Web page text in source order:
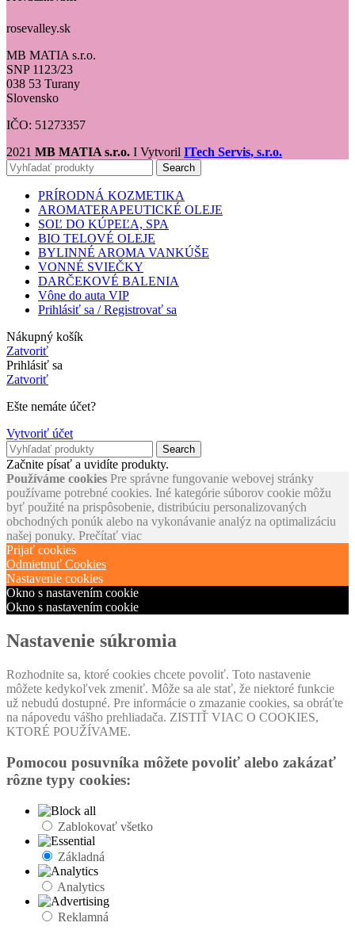
rosevalley.sk
MB MATIA s.r.o.
SNP 1123/23
038 53 Turany
Slovensko
IČO: 51273357
2021 MB MATIA s.r.o. I Vytvoril ITech Servis, s.r.o.
Search
PRÍRODNÁ KOZMETIKA
AROMATERAPEUTICKÉ OLEJE
SOĽ DO KÚPEĽA, SPA
BIO TELOVÉ OLEJE
BYLINNÉ AROMA VANKÚŠE
VONNÉ SVIEČKY
DARČEKOVÉ BALENIA
Vône do auta VIP
Prihlásiť sa / Registrovať sa
Nákupný košík
Zatvoriť
Prihlásiť sa
Zatvoriť
Ešte nemáte účet?
Vytvoriť účet
Search
Začnite písať a uvidíte produkty.
Používáme cookies Pre správne fungovanie webovej stránky
používame potrebné cookies. Iné kategórie súborov cookie môžu
byť použité na prispôsobenie, distribúciu personalizovaných
obchodných ponúk alebo na vykonávanie analýz na optimalizáciu
našej ponuky. Prečítať viac
Prijať cookies
Odmietnuť Cookies
Nastavenie cookies
Okno s nastavením cookie
Okno s nastavením cookie
Nastavenie súkromia
Rozhodnite sa, ktoré cookies chcete povoliť. Toto nastavenie
môžete kedykoľvek zmeniť. Môže sa ale stať, že niektoré funkcie
už nebudú dostupné. Pre informácie o zmazanie cookies, sa obráťte
na nápovedu vášho prehliadača. ZISTIŤ VIAC O COOKIES,
KTORÉ POUŽÍVAME.
Pomocou posuvníka môžete povoliť alebo zakázať
rôzne typy cookies:
Zablokovať všetko
Základná
Analytics
Reklamná